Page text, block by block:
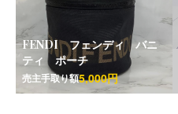
FENDI フェンディ バニ
ティ ポーチ
売主手取り額5,000円